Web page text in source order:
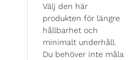
Välj den här
produkten för längre
hållbarhet och
minimalt underhåll.
Du behöver inte måla